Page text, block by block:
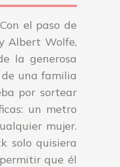
el paso de
Albert Wolfe,
la generosa
una familia
por sortear
un metro
mujer.
solo quisiera
que él